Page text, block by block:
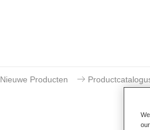
Nieuwe Producten